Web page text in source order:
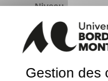
Niveau
d'acquisition
de
x
Gestion des